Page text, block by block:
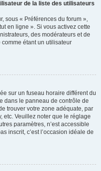
de la liste des utilisateurs
sous « Préférences du forum »,
en ligne ». Si vous activez cette
des modérateurs et de
étant un utilisateur
sur un fuseau horaire différent du
dans le panneau de contrôle de
trouver votre zone adéquate, par
etc. Veuillez noter que le réglage
paramètres, n’est accessible
inscrit, c’est l’occasion idéale de